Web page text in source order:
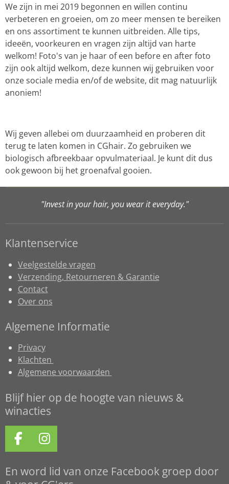
We zijn in mei 2019 begonnen en willen continu
verbeteren en groeien, om zo meer mensen te bereiken
en ons assortiment te kunnen uitbreiden. Alle tips,
ideeën, voorkeuren en vragen zijn altijd van harte
welkom! Foto's van je haar of een before en after foto
zijn ook altijd welkom, deze kunnen wij gebruiken voor
onze sociale media en/of de website, dit mag natuurlijk
anoniem!
Wij geven allebei om duurzaamheid en proberen dit
terug te laten komen in CGhair. Zo gebruiken we
biologisch afbreekbaar opvulmateriaal. Je kunt dit dus
ook gewoon bij het groenafval gooien.
"Invest in your hair, you wear it everyday."
Klantenservice
Veelgestelde vragen
Verzending, Retourneren & Garantie
Contact
Over ons
Algemene Informatie
Privacy
Klachten
Algemene voorwaarden
Blijf hier op de hoogte van nieuws &
winacties
F
a
c
e
I
n
s
t
En word lid van onze Facebook groep door